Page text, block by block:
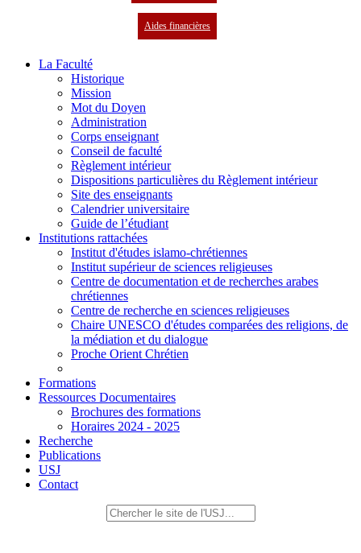
Aides financières
La Faculté
Historique
Mission
Mot du Doyen
Administration
Corps enseignant
Conseil de faculté
Règlement intérieur
Dispositions particulières du Règlement intérieur
Site des enseignants
Calendrier universitaire
Guide de l’étudiant
Institutions rattachées
Institut d'études islamo-chrétiennes
Institut supérieur de sciences religieuses
Centre de documentation et de recherches arabes
chrétiennes
Centre de recherche en sciences religieuses
Chaire UNESCO d'études comparées des religions, de
la médiation et du dialogue
Proche Orient Chrétien
Formations
Ressources Documentaires
Brochures des formations
Horaires 2024 - 2025
Recherche
Publications
USJ
Contact